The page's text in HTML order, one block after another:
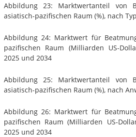
Abbildung 23: Marktwertanteil von
asiatisch-pazifischen Raum (%), nach
Abbildung 24: Marktwert für
pazifischen Raum (Milliarden US-
2025 und 2034
Abbildung 25: Marktwertanteil von
asiatisch-pazifischen Raum (%), nach
Abbildung 26: Marktwert für
pazifischen Raum (Milliarden US-
2025 und 2034